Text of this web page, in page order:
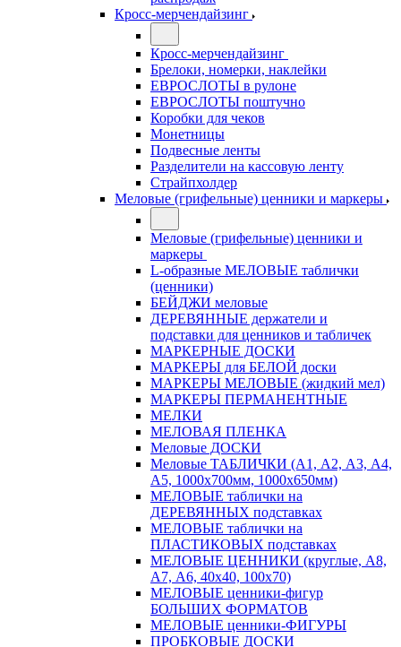
Кросс-мерчендайзинг
Кросс-мерчендайзинг
Брелоки, номерки, наклейки
ЕВРОСЛОТЫ в рулоне
ЕВРОСЛОТЫ поштучно
Коробки для чеков
Монетницы
Подвесные ленты
Разделители на кассовую ленту
Страйпхолдер
Меловые (грифельные) ценники и маркеры
Меловые (грифельные) ценники и
маркеры
L-образные МЕЛОВЫЕ таблички
(ценники)
БЕЙДЖИ меловые
ДЕРЕВЯННЫЕ держатели и
подставки для ценников и табличек
МАРКЕРНЫЕ ДОСКИ
МАРКЕРЫ для БЕЛОЙ доски
МАРКЕРЫ МЕЛОВЫЕ (жидкий мел)
МАРКЕРЫ ПЕРМАНЕНТНЫЕ
МЕЛКИ
МЕЛОВАЯ ПЛЕНКА
Меловые ДОСКИ
Меловые ТАБЛИЧКИ (А1, А2, А3, А4,
А5, 1000х700мм, 1000х650мм)
МЕЛОВЫЕ таблички на
ДЕРЕВЯННЫХ подставках
МЕЛОВЫЕ таблички на
ПЛАСТИКОВЫХ подставках
МЕЛОВЫЕ ЦЕННИКИ (круглые, А8,
А7, А6, 40х40, 100х70)
МЕЛОВЫЕ ценники-фигур
БОЛЬШИХ ФОРМАТОВ
МЕЛОВЫЕ ценники-ФИГУРЫ
ПРОБКОВЫЕ ДОСКИ